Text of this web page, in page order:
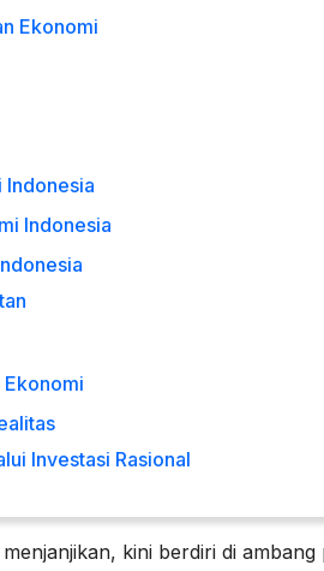
Ekonomi
Indonesia
Indonesia
Investasi Rasional
kini berdiri di ambang